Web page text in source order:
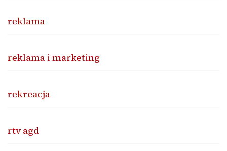
reklama
reklama i marketing
rekreacja
rtv agd